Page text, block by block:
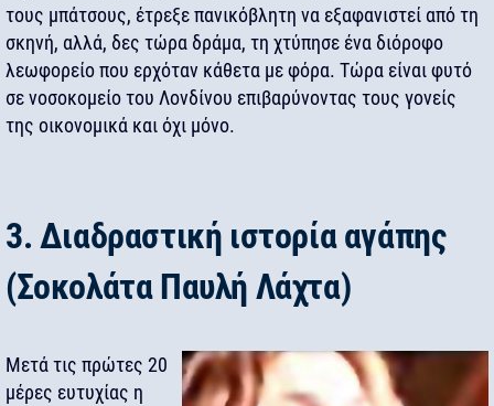
τους μπάτσους, έτρεξε πανικόβλητη να εξαφανιστεί από τη
σκηνή, αλλά, δες τώρα δράμα, τη χτύπησε ένα διόροφο
λεωφορείο που ερχόταν κάθετα με φόρα. Τώρα είναι φυτό
σε νοσοκομείο του Λονδίνου επιβαρύνοντας τους γονείς
της οικονομικά και όχι μόνο.
3. Διαδραστική ιστορία αγάπης
(Σοκολάτα Παυλή Λάχτα)
Μετά τις πρώτες 20
μέρες ευτυχίας η